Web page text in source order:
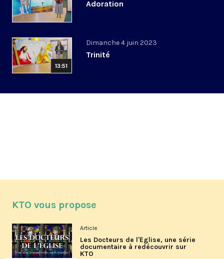
Adoration
13:51
Dimanche 4 juin 2023
Trinité
KTO vous propose
Article
Les Docteurs de l'Église, une série
documentaire à redécouvrir sur
KTO